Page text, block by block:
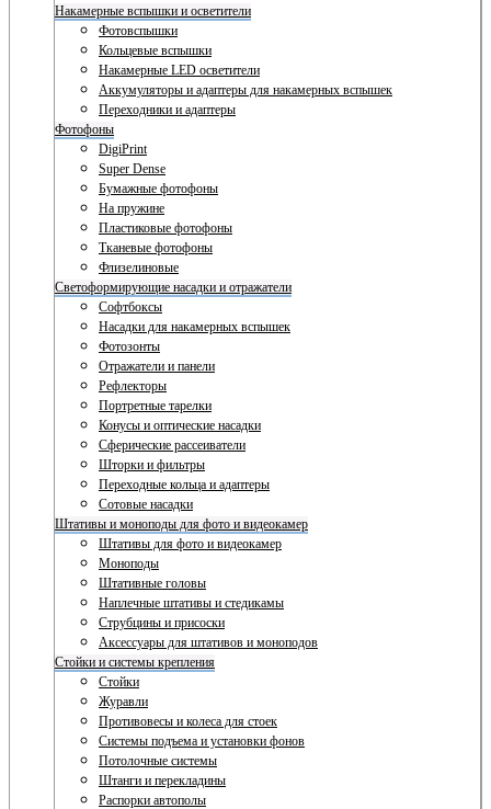
Накамерные вспышки и осветители
Фотовспышки
Кольцевые вспышки
Накамерные LED осветители
Аккумуляторы и адаптеры для накамерных вспышек
Переходники и адаптеры
Фотофоны
DigiPrint
Super Dense
Бумажные фотофоны
На пружине
Пластиковые фотофоны
Тканевые фотофоны
Флизелиновые
Светоформирующие насадки и отражатели
Софтбоксы
Насадки для накамерных вспышек
Фотозонты
Отражатели и панели
Рефлекторы
Портретные тарелки
Конусы и оптические насадки
Сферические рассеиватели
Шторки и фильтры
Переходные кольца и адаптеры
Сотовые насадки
Штативы и моноподы для фото и видеокамер
Штативы для фото и видеокамер
Моноподы
Штативные головы
Наплечные штативы и стедикамы
Струбцины и присоски
Аксессуары для штативов и моноподов
Стойки и системы крепления
Стойки
Журавли
Противовесы и колеса для стоек
Системы подъема и установки фонов
Потолочные системы
Штанги и перекладины
Распорки автополы